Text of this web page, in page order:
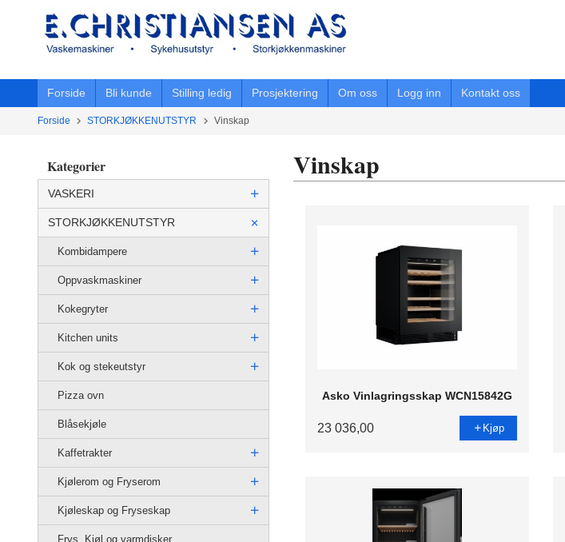
innholdet
Forside Bli kunde Stilling ledig Prosjektering Om oss Logg inn Kontakt oss
Forside STORKJØKKENUTSTYR Vinskap
Kategorier
VASKERI
STORKJØKKENUTSTYR
Kombidampere
Oppvaskmaskiner
Kokegryter
Kitchen units
Kok og stekeutstyr
Pizza ovn
Blåsekjøle
Kaffetrakter
Kjølerom og Fryserom
Kjøleskap og Fryseskap
Frys, Kjøl og varmdisker
Vinskap
Asko Vinlagringsskap WCN15842G
23 036,00 Kjøp